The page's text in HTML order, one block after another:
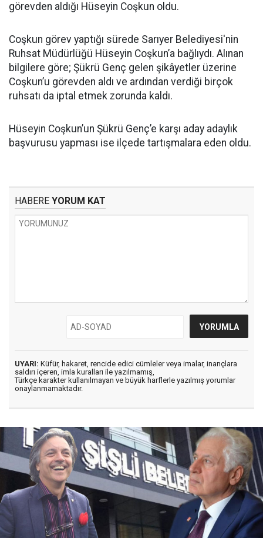
görevden aldığı Hüseyin Coşkun oldu.
Coşkun görev yaptığı sürede Sarıyer Belediyesi'nin
Ruhsat Müdürlüğü Hüseyin Coşkun’a bağlıydı. Alınan
bilgilere göre; Şükrü Genç gelen şikâyetler üzerine
Coşkun’u görevden aldı ve ardından verdiği birçok
ruhsatı da iptal etmek zorunda kaldı.
Hüseyin Coşkun’un Şükrü Genç’e karşı aday adaylık
başvurusu yapması ise ilçede tartışmalara eden oldu.
HABERE YORUM KAT
UYARI: Küfür, hakaret, rencide edici cümleler veya imalar, inançlara
saldırı içeren, imla kuralları ile yazılmamış,
Türkçe karakter kullanılmayan ve büyük harflerle yazılmış yorumlar
onaylanmamaktadır.